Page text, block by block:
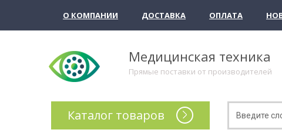
О КОМПАНИИ ДОСТАВКА ОПЛАТА
Медицинская техника
Прямые поставки от производителей
Каталог товаров